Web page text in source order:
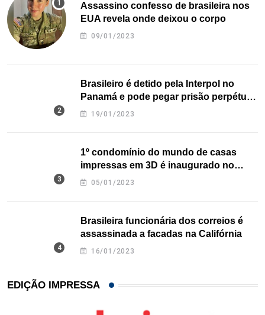
Assassino confesso de brasileira nos
EUA revela onde deixou o corpo
09/01/2023
Brasileiro é detido pela Interpol no
Panamá e pode pegar prisão perpétua
nos EUA
19/01/2023
1º condomínio do mundo de casas
impressas em 3D é inaugurado no
Texas
05/01/2023
Brasileira funcionária dos correios é
assassinada a facadas na Califórnia
16/01/2023
EDIÇÃO IMPRESSA